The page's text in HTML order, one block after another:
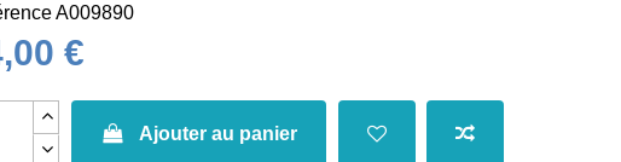
A009890
€
Ajouter au panier